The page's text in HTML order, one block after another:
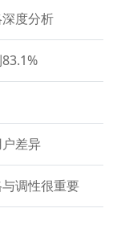
度分析
差异
调性很重要